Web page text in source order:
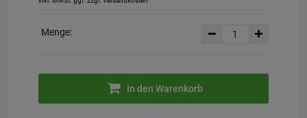
Menge:
In den Warenkorb